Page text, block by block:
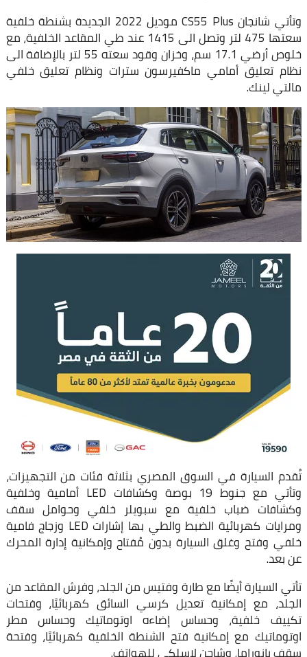
وتأتي شانجان CS55 Plus موديل 2022 الجديدة بشنطة خلفية
سعتها 475 لتر وتصل الى 1415 عند طي المقاعد الخلفية، مع
خلوص أرضي 17.1 سم، وخزان وقود سعته 55 لتر بالإضافة الى
نظام تعليق أمامي ماكفيرسون سترات ونظام تعليق خلفي
مالتي لينك.
تُقدم السيارة في السوق المصري بثلاثة فئات من التجهيزات،
وتأتي مع جنوط 19 بوصة وكشافات LED أمامية وخلفية
وكشافات ضباب خلفية مع سبويلر خلفي وحوامل سقف
ومرايات كهربائية الضبط والطي بها إشارات LED وزجاج فامية
خلفي وفتح وغلق السيارة بدون مُفتاح وإمكانية إدارة المحرك
عن بعد.
تأتي السيارة أيضًا مع طارة وفتيس من الجلد، وفرش المقاعد من
الجلد، مع إمكانية تعديل كرسي السائق كهربائيًا، وفتحات
تكييف خلفية، وحساس إضاءه اوتوماتيك وحساس مطر
اوتوماتيك مع إمكانية فتح الشنطة الخلفية كهربائيًا، وفتحة